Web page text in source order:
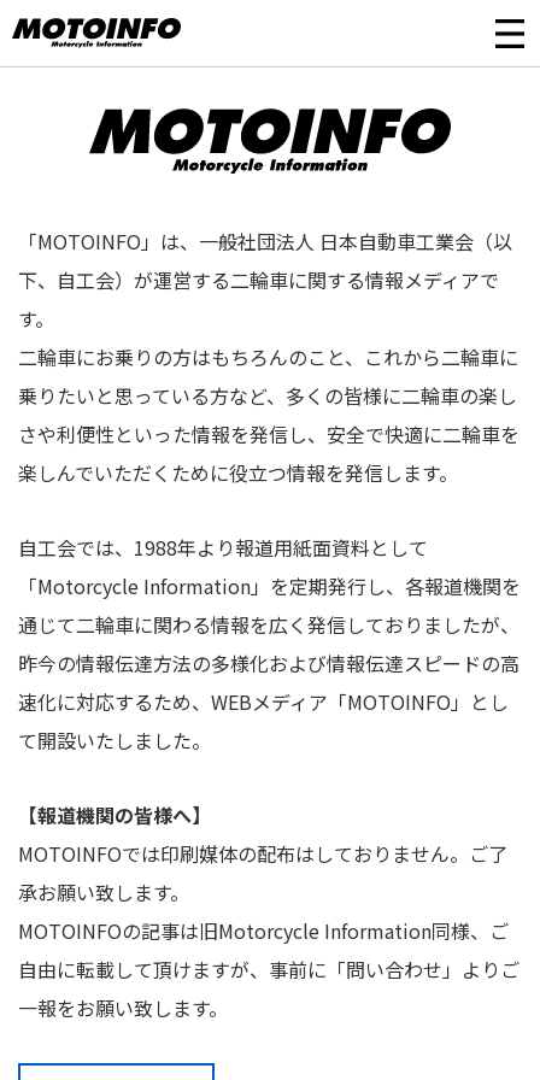
「MOTOINFO」は、一般社団法人 日本自動車工業会（以
下、自工会）が運営する二輪車に関する情報メディアで
す。
二輪車にお乗りの方はもちろんのこと、これから二輪車に
乗りたいと思っている方など、多くの皆様に二輪車の楽し
さや利便性といった情報を発信し、安全で快適に二輪車を
楽しんでいただくために役立つ情報を発信します。
自工会では、1988年より報道用紙面資料として
「Motorcycle Information」を定期発行し、各報道機関を
通じて二輪車に関わる情報を広く発信しておりましたが、
昨今の情報伝達方法の多様化および情報伝達スピードの高
速化に対応するため、WEBメディア「MOTOINFO」とし
て開設いたしました。
【報道機関の皆様へ】
MOTOINFOでは印刷媒体の配布はしておりません。ご了
承お願い致します。
MOTOINFOの記事は旧Motorcycle Information同様、ご
自由に転載して頂けますが、事前に「問い合わせ」よりご
一報をお願い致します。